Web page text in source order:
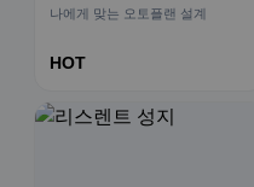
나에게 맞는 오토플랜 설계
HOT